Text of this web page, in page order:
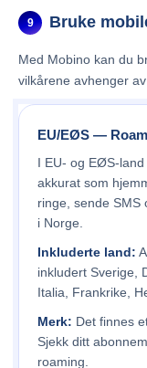
9 Bruke
Med Mobino kan du
vilkårene avhenger
EU/EØS —
I EU- og EØS-
akkurat som
ringe, sende SMS
i Norge.
Inkluderte land:
inkludert Sverige,
Italia, Frankrike,
Merk: Det finnes
Sjekk ditt
roaming.